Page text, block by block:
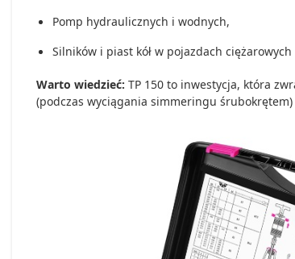
Pomp hydraulicznych i wodnych,
Silników i piast kół w pojazdach
Warto wiedzieć: TP 150 to inwestycja, która
(podczas wyciągania simmeringu śrubokrętem)